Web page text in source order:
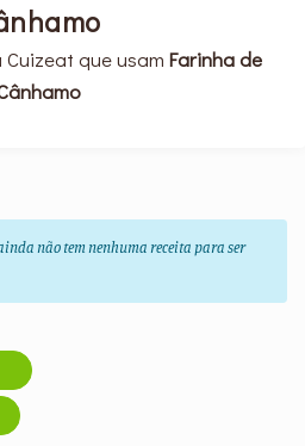
que usam Farinha de
não tem nenhuma receita para ser